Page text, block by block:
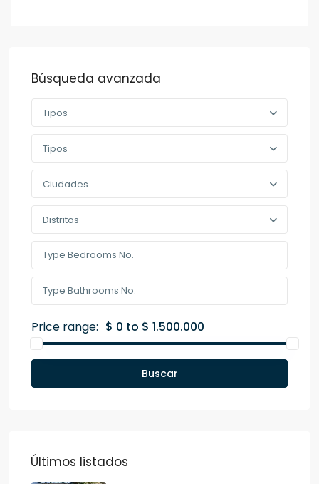
Búsqueda avanzada
Tipos
Tipos
Ciudades
Distritos
Price range: $ 0 to $ 1.500.000
Buscar
Últimos listados